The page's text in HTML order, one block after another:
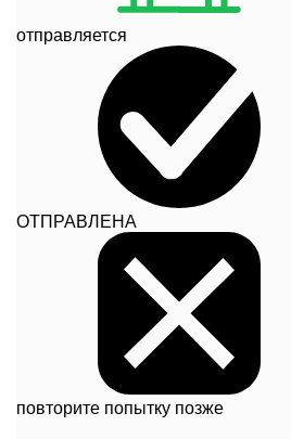
отправляется
ОТПРАВЛЕНА
повторите попытку позже